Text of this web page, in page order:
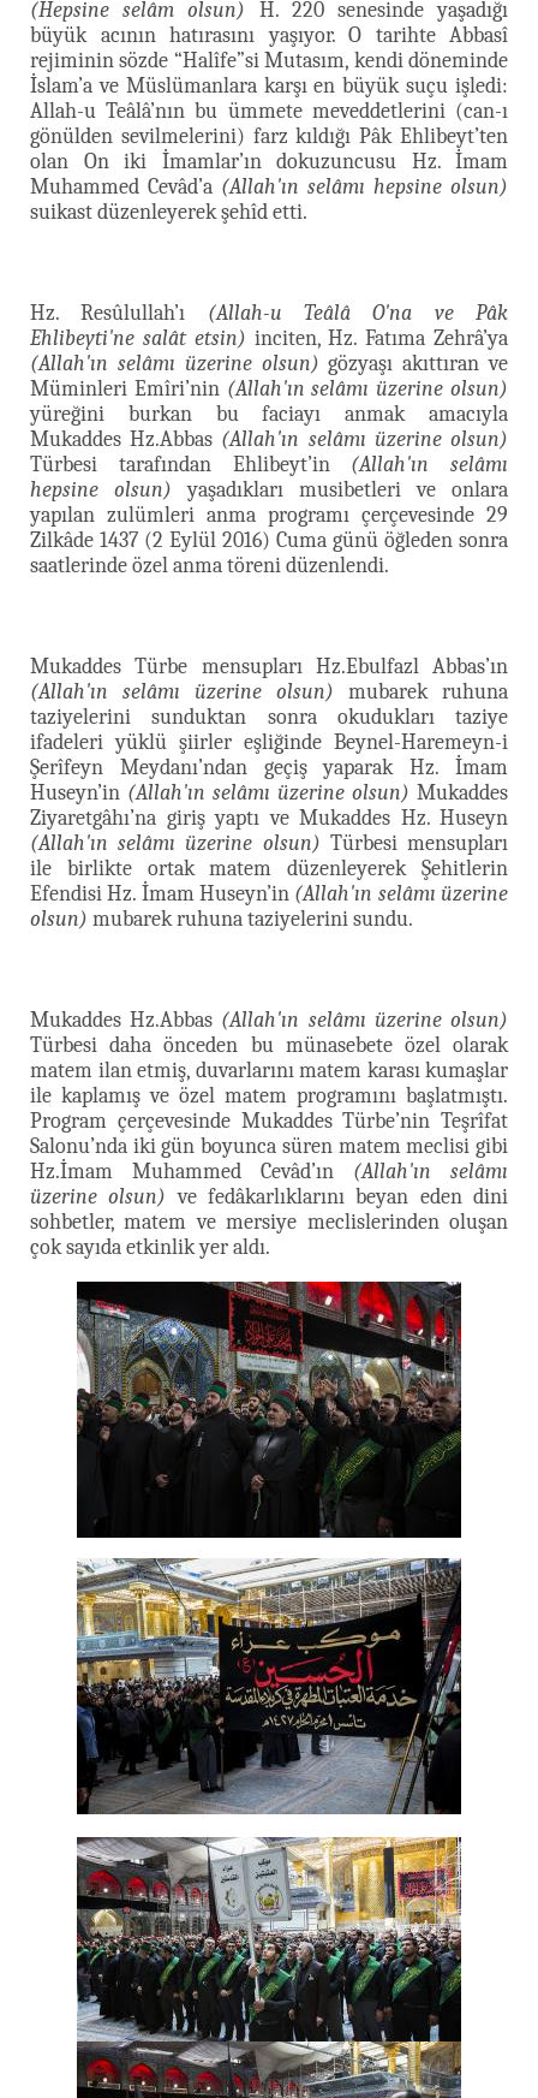
(Hepsine selâm olsun) H. 220 senesinde yaşadığı
büyük acının hatırasını yaşıyor. O tarihte Abbasî
rejiminin sözde “Halîfe”si Mutasım, kendi döneminde
İslam’a ve Müslümanlara karşı en büyük suçu işledi:
Allah-u Teâlâ’nın bu ümmete meveddetlerini (can-ı
gönülden sevilmelerini) farz kıldığı Pâk Ehlibeyt’ten
olan On iki İmamlar’ın dokuzuncusu Hz. İmam
Muhammed Cevâd’a (Allah'ın selâmı hepsine olsun)
suikast düzenleyerek şehîd etti.
Hz. Resûlullah’ı (Allah-u Teâlâ O'na ve Pâk
Ehlibeyti'ne salât etsin) inciten, Hz. Fatıma Zehrâ’ya
(Allah'ın selâmı üzerine olsun) gözyaşı akıttıran ve
Müminleri Emîri’nin (Allah'ın selâmı üzerine olsun)
yüreğini burkan bu faciayı anmak amacıyla
Mukaddes Hz.Abbas (Allah'ın selâmı üzerine olsun)
Türbesi tarafından Ehlibeyt’in (Allah'ın selâmı
hepsine olsun) yaşadıkları musibetleri ve onlara
yapılan zulümleri anma programı çerçevesinde 29
Zilkâde 1437 (2 Eylül 2016) Cuma günü öğleden sonra
saatlerinde özel anma töreni düzenlendi.
Mukaddes Türbe mensupları Hz.Ebulfazl Abbas’ın
(Allah'ın selâmı üzerine olsun) mubarek ruhuna
taziyelerini sunduktan sonra okudukları taziye
ifadeleri yüklü şiirler eşliğinde Beynel-Haremeyn-i
Şerîfeyn Meydanı’ndan geçiş yaparak Hz. İmam
Huseyn’in (Allah'ın selâmı üzerine olsun) Mukaddes
Ziyaretgâhı’na giriş yaptı ve Mukaddes Hz. Huseyn
(Allah'ın selâmı üzerine olsun) Türbesi mensupları
ile birlikte ortak matem düzenleyerek Şehitlerin
Efendisi Hz. İmam Huseyn’in (Allah'ın selâmı üzerine
olsun) mubarek ruhuna taziyelerini sundu.
Mukaddes Hz.Abbas (Allah'ın selâmı üzerine olsun)
Türbesi daha önceden bu münasebete özel olarak
matem ilan etmiş, duvarlarını matem karası kumaşlar
ile kaplamış ve özel matem programını başlatmıştı.
Program çerçevesinde Mukaddes Türbe’nin Teşrîfat
Salonu’nda iki gün boyunca süren matem meclisi gibi
Hz.İmam Muhammed Cevâd’ın (Allah'ın selâmı
üzerine olsun) ve fedâkarlıklarını beyan eden dini
sohbetler, matem ve mersiye meclislerinden oluşan
çok sayıda etkinlik yer aldı.